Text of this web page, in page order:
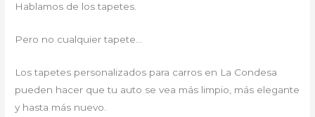
Hablamos de los tapetes.
Pero no cualquier tapete…
Los tapetes personalizados para carros en La Condesa
pueden hacer que tu auto se vea más limpio, más elegante
y hasta más nuevo.